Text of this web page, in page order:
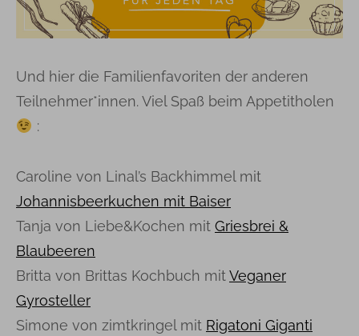
Und hier die Familienfavoriten der anderen
Teilnehmer*innen. Viel Spaß beim Appetitholen
:
Caroline von Linal’s Backhimmel mit
Johannisbeerkuchen mit Baiser
Tanja von Liebe&Kochen mit Griesbrei &
Blaubeeren
Britta von Brittas Kochbuch mitVeganer
Gyrosteller
Simone von zimtkringel mit Rigatoni Giganti